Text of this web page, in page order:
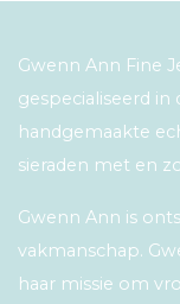
Gwenn Ann Fine
gespecialiseerd
handgemaakte
sieraden met en
Gwenn Ann is
vakmanschap.
haar missie om